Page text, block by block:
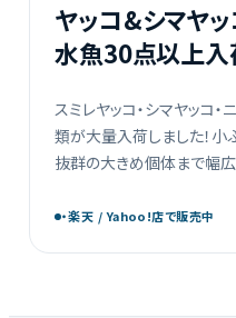
ヤッコ&シマヤ
水魚30点以上入
スミレヤッコ・シマヤッコ・
類が大量入荷しました！
抜群の大きめ個体まで幅広
物画 […]
・楽天 / Yahoo!店で販売中